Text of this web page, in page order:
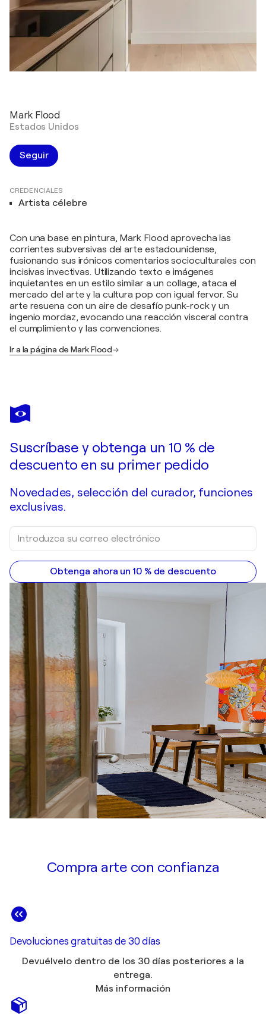
Mark Flood
Estados Unidos
Seguir
CREDENCIALES
Artista célebre
Con una base en pintura, Mark Flood aprovecha las
corrientes subversivas del arte estadounidense,
fusionando sus irónicos comentarios socioculturales con
incisivas invectivas. Utilizando texto e imágenes
inquietantes en un estilo similar a un collage, ataca el
mercado del arte y la cultura pop con igual fervor. Su
arte resuena con un aire de desafío punk-rock y un
ingenio mordaz, evocando una reacción visceral contra
el cumplimiento y las convenciones.
Ir a la página de Mark Flood
Suscríbase y obtenga un 10 % de
descuento en su primer pedido
Novedades, selección del curador, funciones
exclusivas.
Obtenga ahora un 10 % de descuento
Compra arte con confianza
Devoluciones gratuitas de 30 días
Devuélvelo dentro de los 30 días posteriores a la
entrega.
Más información